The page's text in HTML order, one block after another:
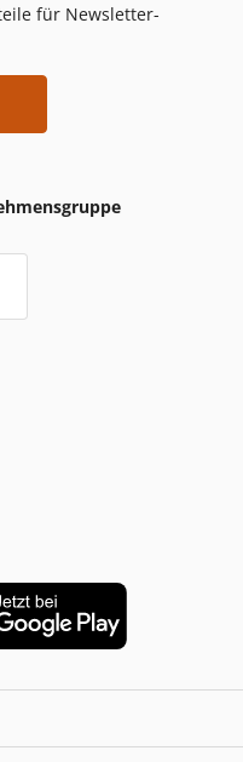
für Newsletter-